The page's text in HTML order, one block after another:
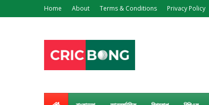
Home About Terms & Conditions Privacy Policy